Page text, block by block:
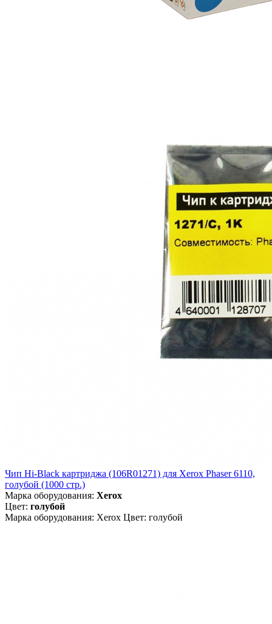
Чип Hi-Black картриджа (106R01271) для Xerox Phaser 6110,
голубой (1000 стр.)
Марка оборудования: Xerox
Цвет: голубой
Марка оборудования: Xerox Цвет: голубой